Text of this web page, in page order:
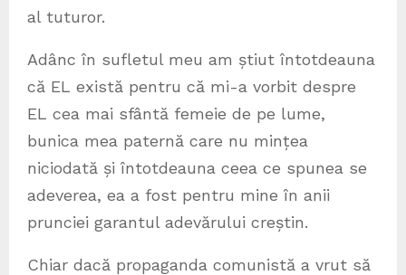
al tuturor.
Adânc în sufletul meu am știut întotdeauna
că EL există pentru că mi-a vorbit despre
EL cea mai sfântă femeie de pe lume,
bunica mea paternă care nu mințea
niciodată și întotdeauna ceea ce spunea se
adeverea, ea a fost pentru mine în anii
prunciei garantul adevărului creștin.
Chiar dacă propaganda comunistă a vrut să